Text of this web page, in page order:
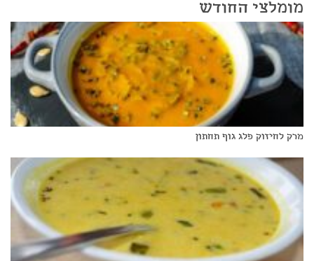
מומלצי החודש
מרק לחיזוק פלג גוף תחתון